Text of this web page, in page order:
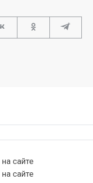
на сайте
на сайте